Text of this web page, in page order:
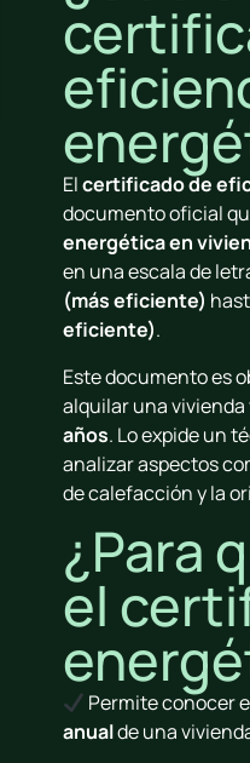
Elcertificado de
documento oficial
energética en
en una escala de
(más eficiente)
eficiente).
Este documento es
alquilar una
años. Lo expide un
analizar aspectos
de calefacción y la
¿Para
el
Permite conocer
anualde una